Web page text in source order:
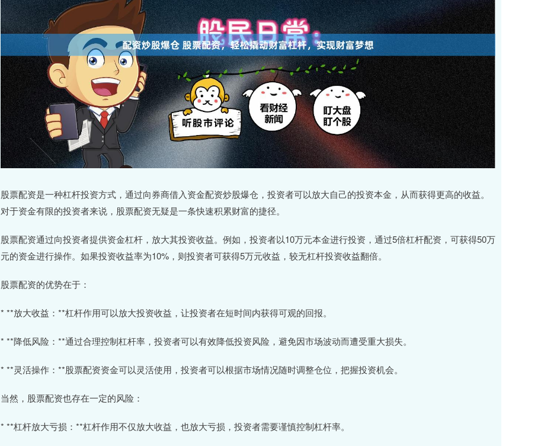
股票配资是一种杠杆投资方式，通过向券商借入资金配资炒股爆仓，投资者可以放大自己的投资本金，从而获得更高的收益。
对于资金有限的投资者来说，股票配资无疑是一条快速积累财富的捷径。
股票配资通过向投资者提供资金杠杆，放大其投资收益。例如，投资者以10万元本金进行投资，通过5倍杠杆配资，可获得50万
元的资金进行操作。如果投资收益率为10%，则投资者可获得5万元收益，较无杠杆投资收益翻倍。
股票配资的优势在于：
* **放大收益：**杠杆作用可以放大投资收益，让投资者在短时间内获得可观的回报。
* **降低风险：**通过合理控制杠杆率，投资者可以有效降低投资风险，避免因市场波动而遭受重大损失。
* **灵活操作：**股票配资资金可以灵活使用，投资者可以根据市场情况随时调整仓位，把握投资机会。
当然，股票配资也存在一定的风险：
* **杠杆放大亏损：**杠杆作用不仅放大收益，也放大亏损，投资者需要谨慎控制杠杆率。